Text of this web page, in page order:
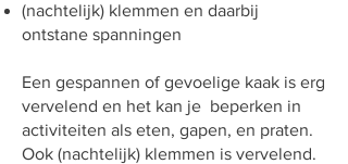
(nachtelijk) klemmen en daarbij
ontstane spanningen
Een gespannen of gevoelige kaak is erg
vervelend en het kan je beperken in
activiteiten als eten, gapen, en praten.
Ook (nachtelijk) klemmen is vervelend.